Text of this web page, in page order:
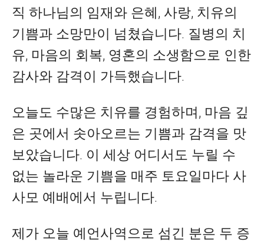
직 하나님의 임재와 은혜, 사랑, 치유의
기쁨과 소망만이 넘쳤습니다. 질병의 치
유, 마음의 회복, 영혼의 소생함으로 인한
감사와 감격이 가득했습니다.
오늘도 수많은 치유를 경험하며, 마음 깊
은 곳에서 솟아오르는 기쁨과 감격을 맛
보았습니다. 이 세상 어디서도 누릴 수
없는 놀라운 기쁨을 매주 토요일마다 사
사모 예배에서 누립니다.
제가 오늘 예언사역으로 섬긴 분은 두 증